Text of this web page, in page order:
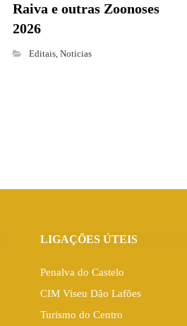
Raiva e outras Zoonoses
2026
Editais, Noticias
LIGAÇÕES ÚTEIS
Penalva do Castelo
CIM Viseu Dão Lafões
Turismo do Centro